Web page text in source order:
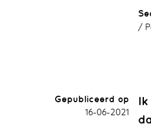
Gepubliceerd op
16-06-2021